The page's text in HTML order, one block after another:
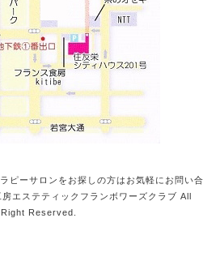
ピーサロンをお探しの方はお気軽にお問い合
エステティックフランボワーズクラブ All
Right Reserved.